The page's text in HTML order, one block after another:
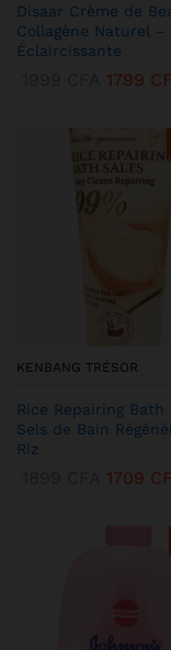
Disaar Crème de
Collagène Naturel –
Éclaircissante
1799
KENBANG TRÉSOR
Rice Repairing Bath
Sels de Bain
Riz
1709